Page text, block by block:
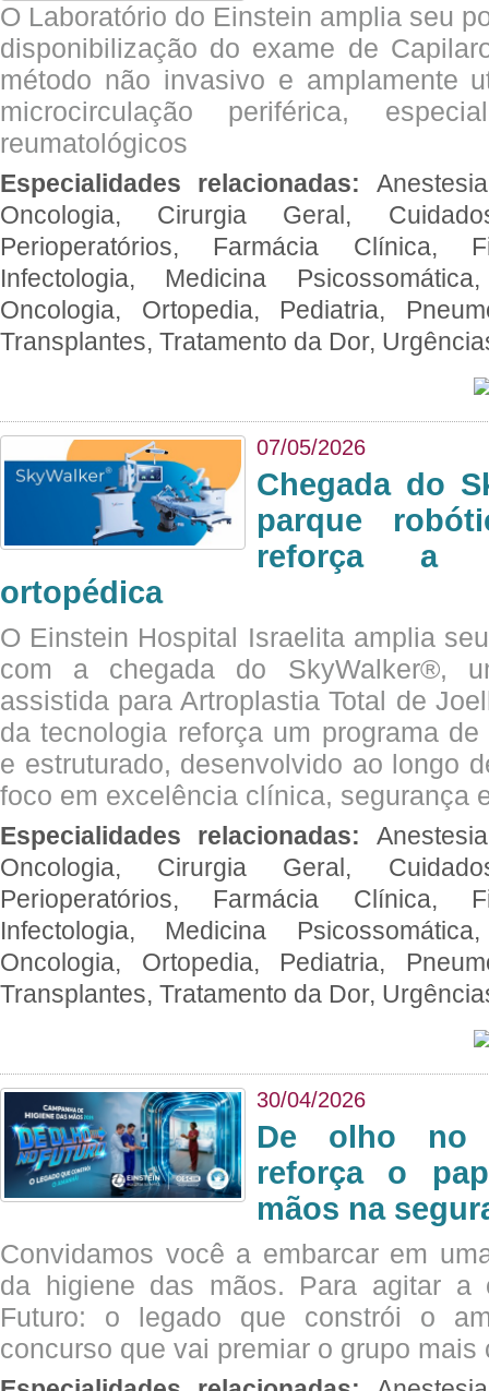
O Laboratório do Einstein amplia seu
disponibilização do exame de
método não invasivo e amplamente
microcirculação periférica,
reumatológicos
Especialidades relacionadas:
Oncologia, Cirurgia Geral,
Perioperatórios, Farmácia Clínica,
Infectologia, Medicina
Oncologia, Ortopedia, Pediatria,
Transplantes, Tratamento da Dor,
07/05/2026
Chegada do
parque
reforça a
ortopédica
O Einstein Hospital Israelita amplia
com a chegada do SkyWalker®,
assistida para Artroplastia Total de
da tecnologia reforça um programa
e estruturado, desenvolvido ao longo
foco em excelência clínica, segurança
Especialidades relacionadas:
Oncologia, Cirurgia Geral,
Perioperatórios, Farmácia Clínica,
Infectologia, Medicina
Oncologia, Ortopedia, Pediatria,
Transplantes, Tratamento da Dor,
30/04/2026
De olho no
reforça o
mãos na
Convidamos você a embarcar em
da higiene das mãos. Para agitar a
Futuro: o legado que constrói o
concurso que vai premiar o grupo mais